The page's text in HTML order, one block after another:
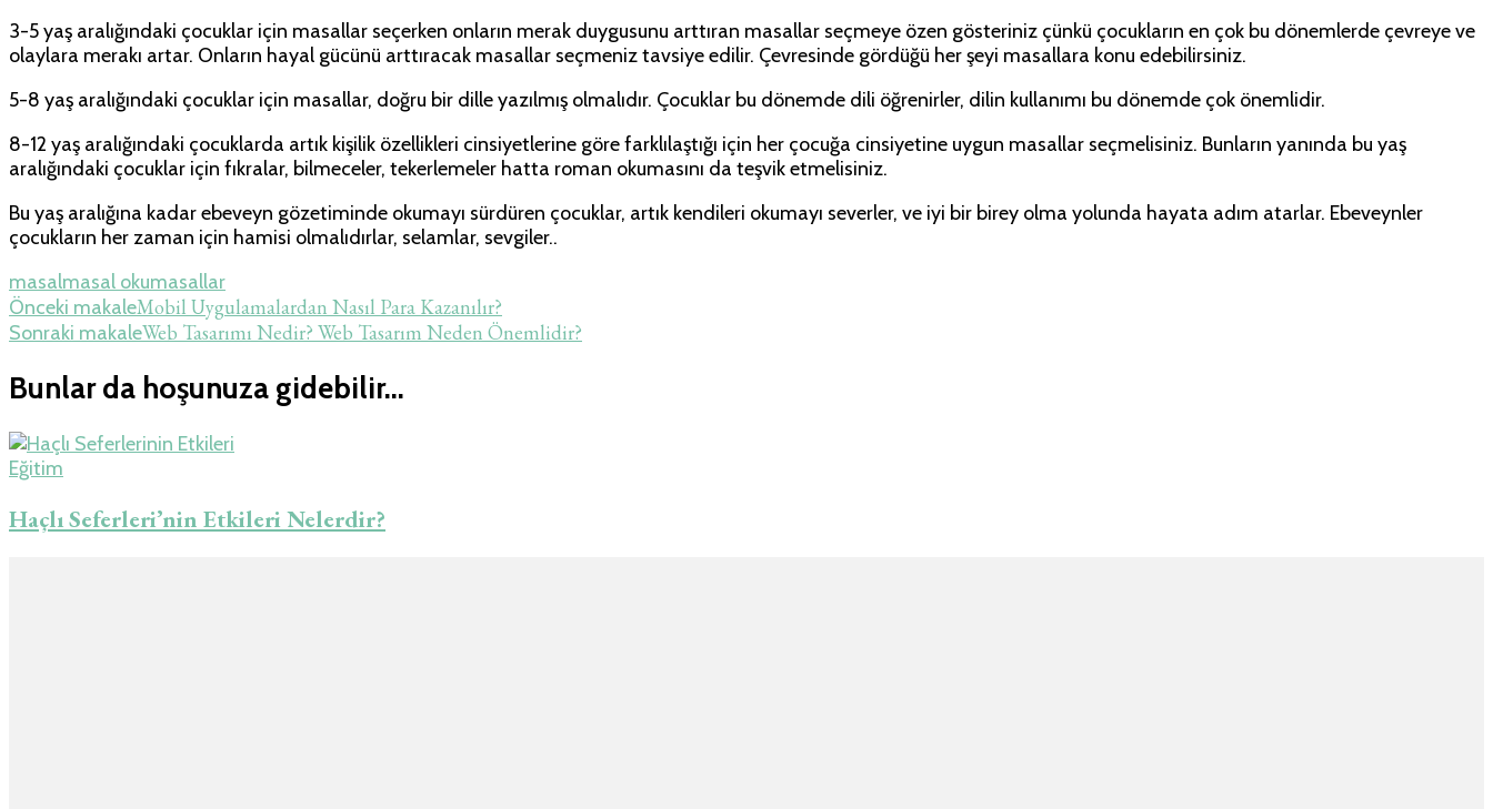
3-5 yaş aralığındaki çocuklar için masallar seçerken onların merak duygusunu arttıran masallar seçmeye özen gösteriniz çünkü çocukların en çok bu dönemlerde çevreye ve
olaylara merakı artar. Onların hayal gücünü arttıracak masallar seçmeniz tavsiye edilir. Çevresinde gördüğü her şeyi masallara konu edebilirsiniz.
5-8 yaş aralığındaki çocuklar için masallar, doğru bir dille yazılmış olmalıdır. Çocuklar bu dönemde dili öğrenirler, dilin kullanımı bu dönemde çok önemlidir.
8-12 yaş aralığındaki çocuklarda artık kişilik özellikleri cinsiyetlerine göre farklılaştığı için her çocuğa cinsiyetine uygun masallar seçmelisiniz. Bunların yanında bu yaş
aralığındaki çocuklar için fıkralar, bilmeceler, tekerlemeler hatta roman okumasını da teşvik etmelisiniz.
Bu yaş aralığına kadar ebeveyn gözetiminde okumayı sürdüren çocuklar, artık kendileri okumayı severler, ve iyi bir birey olma yolunda hayata adım atarlar. Ebeveynler
çocukların her zaman için hamisi olmalıdırlar, selamlar, sevgiler..
masalmasal okumasallar
Yazı
dolaşımı
Önceki makaleMobil Uygulamalardan Nasıl Para Kazanılır?
Sonraki makaleWeb Tasarımı Nedir? Web Tasarım Neden Önemlidir?
Bunlar da hoşunuza gidebilir...
Eğitim
Haçlı Seferleri’nin Etkileri Nelerdir?